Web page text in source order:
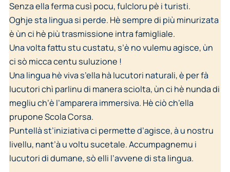
Senza ella ferma cusì pocu, fulcloru pè i turisti.
Oghje sta lingua si perde. Hè sempre di più minurizata
è ùn ci hè più trasmissione intra famigliale.
Una volta fattu stu custatu, s’è no vulemu agisce, ùn
ci sò micca centu suluzione !
Una lingua hè viva s’ella hà lucutori naturali, è per fà
lucutori chì parlinu di manera sciolta, ùn ci hè nunda di
megliu ch’è l’amparera immersiva. Hè ciò ch’ella
prupone Scola Corsa.
Puntellà st’iniziativa ci permette d’agisce, à u nostru
livellu, nant’à u voltu sucetale. Accumpagnemu i
lucutori di dumane, sò elli l’avvene di sta lingua.